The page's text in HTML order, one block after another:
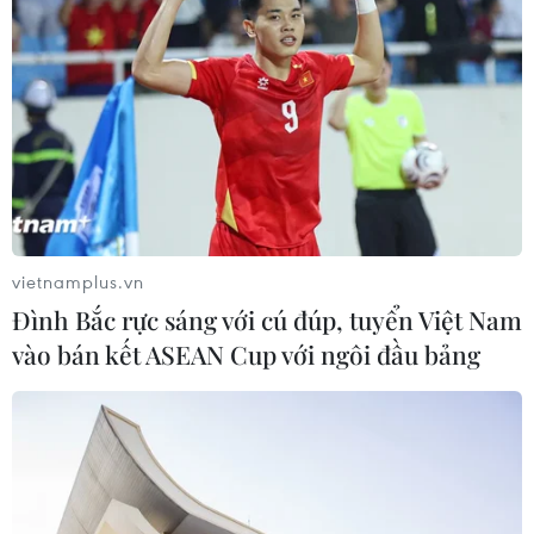
Cảm nhận vẻ đẹp thi ca Tây Ban Nha
thông qua tập thơ của dịch giả Lưu
Vạn Kha
11/06/2026 22:44
Phim truyền hình 'Lửa trắng': Cảnh
báo về những cạm bẫy ma túy trong
giới trẻ
10/06/2026 12:05
cảm hứng đọc sách và hướng nghiệp
08/06/2026 13:11
vietnamplus.vn
Đình Bắc rực sáng với cú đúp, tuyển Việt Nam
vào bán kết ASEAN Cup với ngôi đầu bảng